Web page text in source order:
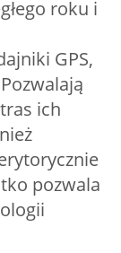
roku i
GPS,
ich
pozwala